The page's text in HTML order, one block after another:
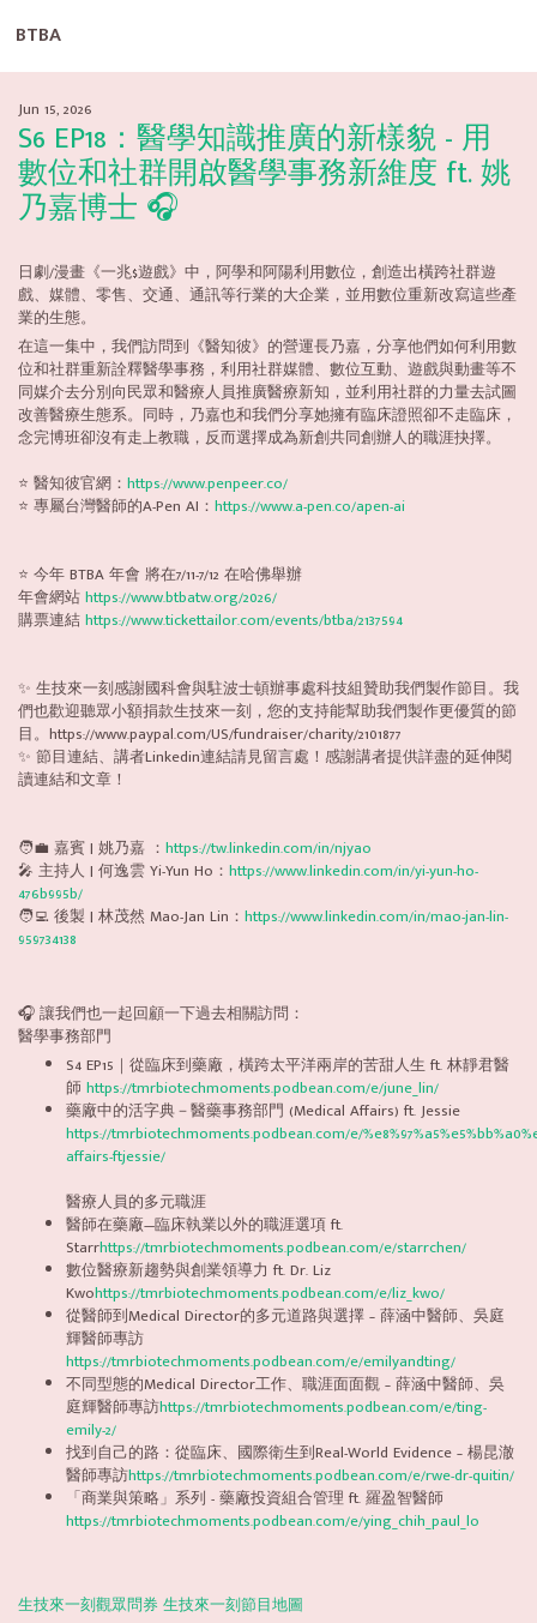
BTBA
Jun 15, 2026
S6 EP18：醫學知識推廣的新樣貌 - 用
數位和社群開啟醫學事務新維度 ft. 姚
乃嘉博士 🎧
日劇/漫畫《一兆$遊戲》中，阿學和阿陽利用數位，創造出橫跨社群遊
戲、媒體、零售、交通、通訊等行業的大企業，並用數位重新改寫這些產
業的生態。
在這一集中，我們訪問到《醫知彼》的營運長乃嘉，分享他們如何利用數
位和社群重新詮釋醫學事務，利用社群媒體、數位互動、遊戲與動畫等不
同媒介去分別向民眾和醫療人員推廣醫療新知，並利用社群的力量去試圖
改善醫療生態系。同時，乃嘉也和我們分享她擁有臨床證照卻不走臨床，
念完博班卻沒有走上教職，反而選擇成為新創共同創辦人的職涯抉擇。
⭐️ 醫知彼官網： https://www.penpeer.co/
⭐️ 專屬台灣醫師的A-Pen AI： https://www.a-pen.co/apen-ai
⭐️ 今年 BTBA 年會 將在7/11-7/12 在哈佛舉辦
年會網站https://www.btbatw.org/2026/
購票連結https://www.tickettailor.com/events/btba/2137594
✨ 生技來一刻感謝國科會與駐波士頓辦事處科技組贊助我們製作節目。我
們也歡迎聽眾小額捐款生技來一刻，您的支持能幫助我們製作更優質的節
目。https://www.paypal.com/US/fundraiser/charity/2101877
✨ 節目連結、講者Linkedin連結請見留言處！感謝講者提供詳盡的延伸閱
讀連結和文章！
🧑‍💼 嘉賓 | 姚乃嘉 ： https://tw.linkedin.com/in/njyao
🎤 主持人 | 何逸雲 Yi-Yun Ho： https://www.linkedin.com/in/yi-yun-ho-
476b995b/
🧑‍💻 後製 | 林茂然 Mao-Jan Lin： https://www.linkedin.com/in/mao-jan-lin-
959734138
🎧 讓我們也一起回顧一下過去相關訪問：
醫學事務部門
S4 EP15｜從臨床到藥廠，橫跨太平洋兩岸的苦甜人生 ft. 林靜君醫
師 https://tmrbiotechmoments.podbean.com/e/june_lin/
藥廠中的活字典－醫藥事務部門 (Medical Affairs) ft. Jessie
https://tmrbiotechmoments.podbean.com/e/
affairs-ftjessie/
醫療人員的多元職涯
醫師在藥廠—臨床執業以外的職涯選項 ft.
Starrhttps://tmrbiotechmoments.podbean.com/e/starrchen/
數位醫療新趨勢與創業領導力 ft. Dr. Liz
Kwohttps://tmrbiotechmoments.podbean.com/e/liz_kwo/
從醫師到Medical Director的多元道路與選擇 – 薛涵中醫師、吳庭
輝醫師專訪
https://tmrbiotechmoments.podbean.com/e/emilyandting/
不同型態的Medical Director工作、職涯面面觀 – 薛涵中醫師、吳
庭輝醫師專訪https://tmrbiotechmoments.podbean.com/e/ting-
emily-2/
找到自己的路：從臨床、國際衛生到Real-World Evidence – 楊昆澈
醫師專訪https://tmrbiotechmoments.podbean.com/e/rwe-dr-quitin/
「商業與策略」系列 - 藥廠投資組合管理 ft. 羅盈智醫師
https://tmrbiotechmoments.podbean.com/e/ying_chih_paul_lo
生技來一刻觀眾問券生技來一刻節目地圖